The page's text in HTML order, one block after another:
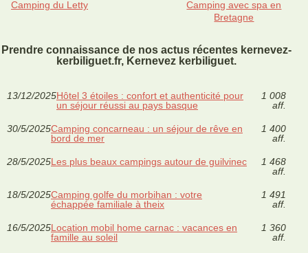
Camping du Letty
Camping avec spa en
Bretagne
Prendre connaissance de nos actus récentes kernevez-
kerbiliguet.fr, Kernevez kerbiliguet.
13/12/2025Hôtel 3 étoiles : confort et authenticité pour
un séjour réussi au pays basque
1 008
aff.
30/5/2025Camping concarneau : un séjour de rêve en
bord de mer
1 400
aff.
28/5/2025Les plus beaux campings autour de guilvinec
1 468
aff.
18/5/2025Camping golfe du morbihan : votre
échappée familiale à theix
1 491
aff.
16/5/2025Location mobil home carnac : vacances en
famille au soleil
1 360
aff.